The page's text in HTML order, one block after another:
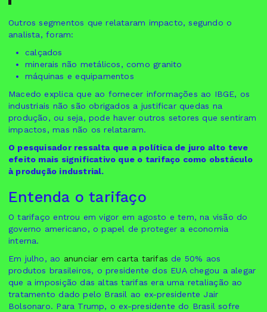
Outros segmentos que relataram impacto, segundo o
analista, foram:
calçados
minerais não metálicos, como granito
máquinas e equipamentos
Macedo explica que ao fornecer informações ao IBGE, os
industriais não são obrigados a justificar quedas na
produção, ou seja, pode haver outros setores que sentiram
impactos, mas não os relataram.
O pesquisador ressalta que a política de juro alto teve
efeito mais significativo que o tarifaço como obstáculo
à produção industrial.
Entenda o tarifaço
O tarifaço entrou em vigor em agosto e tem, na visão do
governo americano, o papel de proteger a economia
interna.
Em julho, ao anunciar em carta tarifas de 50% aos
produtos brasileiros, o presidente dos EUA chegou a alegar
que a imposição das altas tarifas era uma retaliação ao
tratamento dado pelo Brasil ao ex-presidente Jair
Bolsonaro. Para Trump, o ex-presidente do Brasil sofre